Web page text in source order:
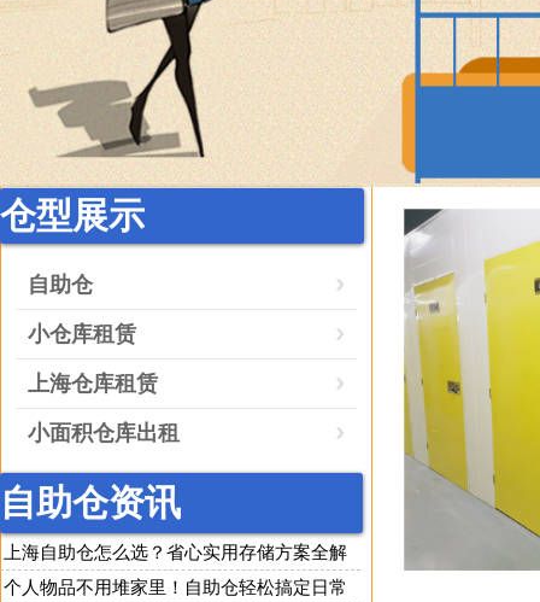
自助仓
小仓库租赁
上海仓库租赁
小面积仓库出租
仓型展示
自助仓资讯
上海自助仓怎么选？省心实用存储方案全解
析
个人物品不用堆家里！自助仓轻松搞定日常